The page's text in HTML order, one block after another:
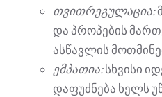
თვითრეგულაცია:
და პროპების
ასწავლის
ემპათია:სხვისი
დაფუძნება ხელს